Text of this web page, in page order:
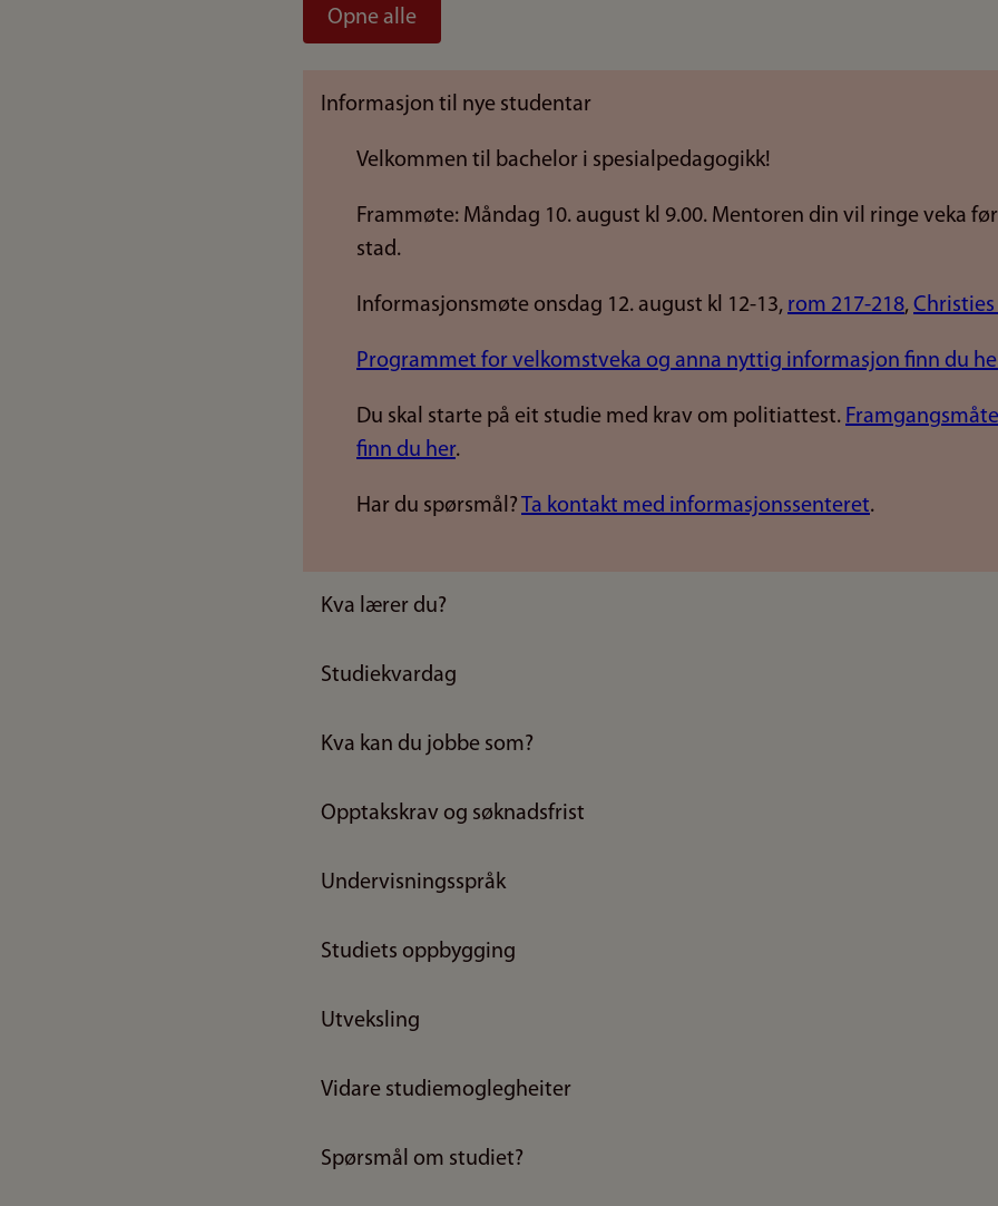
Opne alle
Informasjon til nye studentar
Velkommen til bachelor i spesialpedagogikk!
Frammøte: Måndag 10. august kl 9.00. Mentoren din vil ringe veka
stad.
Informasjonsmøte onsdag 12. august kl 12-13, rom 217-218,
Programmet for velkomstveka og anna nyttig informasjon finn du
Du skal starte på eit studie med krav om politiattest.
finn du her.
Har du spørsmål? Ta kontakt med informasjonssenteret.
Kva lærer du?
Studiekvardag
Kva kan du jobbe som?
Opptakskrav og søknadsfrist
Undervisningsspråk
Studiets oppbygging
Utveksling
Vidare studiemoglegheiter
Spørsmål om studiet?